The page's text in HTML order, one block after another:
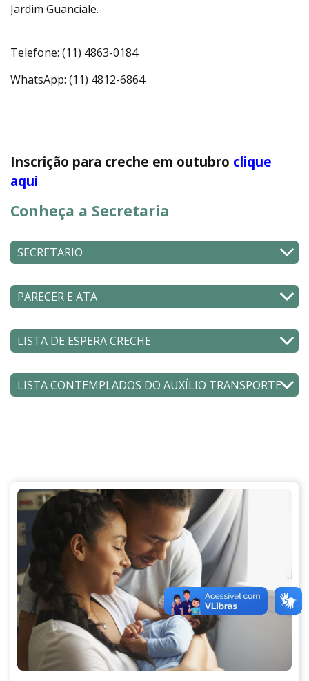
Jardim Guanciale.
Telefone: (11) 4863-0184
WhatsApp: (11) 4812-6864
Inscrição para creche em outubro clique
aqui
Conheça a Secretaria
SECRETARIO
PARECER E ATA
LISTA DE ESPERA CRECHE
LISTA CONTEMPLADOS DO AUXÍLIO TRANSPORTE